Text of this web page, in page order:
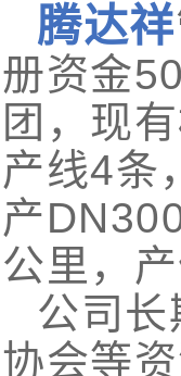
腾达祥
册资金
团，现
产线4条
产
公里，
公司
协会等